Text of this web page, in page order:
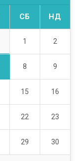
СБ НД
1 2
8 9
15 16
22 23
29 30